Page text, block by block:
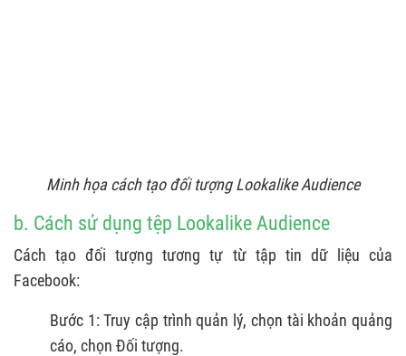
Minh họa cách tạo đối tượng Lookalike Audience
b. Cách sử dụng tệp Lookalike Audience
Cách tạo đối tượng tương tự từ tập tin dữ liệu của
Facebook:
Bước 1: Truy cập trình quản lý, chọn tài khoản quảng
cáo, chọn Đối tượng.